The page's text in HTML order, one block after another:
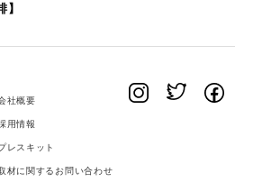
】
社概要
用情報
レスキット
材に関するお問い合わせ